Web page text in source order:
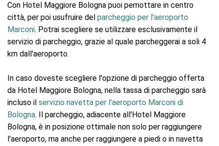
Con Hotel Maggiore Bologna puoi pernottare in centro
città, per poi usufruire del parcheggio per l'aeroporto
Marconi. Potrai scegliere se utilizzare esclusivamente il
servizio di parcheggio, grazie al quale parcheggerai a soli 4
km dall'aeroporto.
In caso doveste scegliere l'opzione di parcheggio offerta
da Hotel Maggiore Bologna, nella tassa di parcheggio sarà
incluso il servizio navetta per l'aeroporto Marconi di
Bologna. Il parcheggio, adiacente all'Hotel Maggiore
Bologna, è in posizione ottimale non solo per raggiungere
l'aeroporto, ma anche per raggiungere a piedi o in navetta